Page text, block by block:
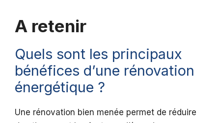
A retenir
Quels sont les principaux
bénéfices d’une rénovation
énergétique ?
Une rénovation bien menée permet de réduire